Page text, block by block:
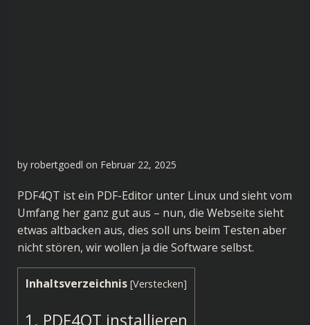
by robertgoedl on Februar 22, 2025
PDF4QT ist ein PDF-Editor unter Linux und sieht vom
Umfang her ganz gut aus – nun, die Webseite sieht
etwas altbacken aus, dies soll uns beim Testen aber
nicht stören, wir wollen ja die Software selbst.
Inhaltsverzeichnis [Verstecken]
1. PDF4QT installieren